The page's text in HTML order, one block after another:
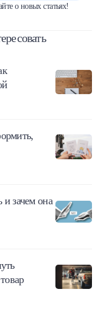
о новых статьях!
и зачем она